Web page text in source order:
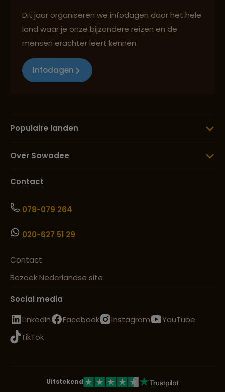
Dit jaar organiseren we infodagen door het hele
land waar je onze bijzondere reizen en de
mensen erachter leert kennen.
Infodagen
Populaire landen
Over Sawadee
Contact
078-079 264
020-627 51 29
Contact
Bezoek Nederlandse site
Social media
LinkedIn
Facebook Instagram
YouTube
TikTok
Uitstekend